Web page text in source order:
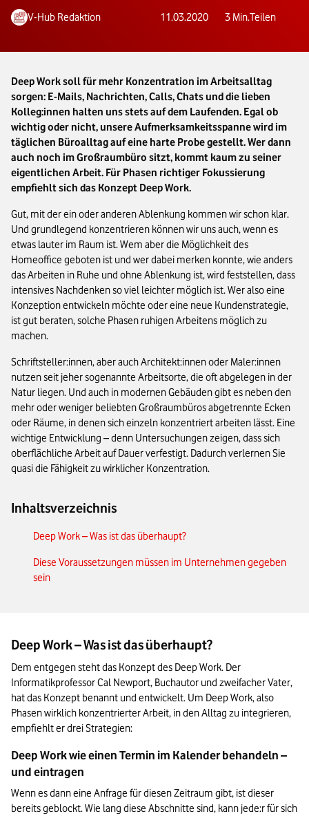
V-Hub Redaktion 11.03.2020 3 Min.Teilen
Deep Work soll für mehr Konzentration im Arbeitsalltag
sorgen: E-Mails, Nachrichten, Calls, Chats und die lieben
Kolleg:innen halten uns stets auf dem Laufenden. Egal ob
wichtig oder nicht, unsere Aufmerksamkeitsspanne wird im
täglichen Büroalltag auf eine harte Probe gestellt. Wer dann
auch noch im Großraumbüro sitzt, kommt kaum zu seiner
eigentlichen Arbeit. Für Phasen richtiger Fokussierung
empfiehlt sich das Konzept Deep Work.
Gut, mit der ein oder anderen Ablenkung kommen wir schon klar.
Und grundlegend konzentrieren können wir uns auch, wenn es
etwas lauter im Raum ist. Wem aber die Möglichkeit des
Homeoffice geboten ist und wer dabei merken konnte, wie anders
das Arbeiten in Ruhe und ohne Ablenkung ist, wird feststellen, dass
intensives Nachdenken so viel leichter möglich ist. Wer also eine
Konzeption entwickeln möchte oder eine neue Kundenstrategie,
ist gut beraten, solche Phasen ruhigen Arbeitens möglich zu
machen.
Schriftsteller:innen, aber auch Architekt:innen oder Maler:innen
nutzen seit jeher sogenannte Arbeitsorte, die oft abgelegen in der
Natur liegen. Und auch in modernen Gebäuden gibt es neben den
mehr oder weniger beliebten Großraumbüros abgetrennte Ecken
oder Räume, in denen sich einzeln konzentriert arbeiten lässt. Eine
wichtige Entwicklung – denn Untersuchungen zeigen, dass sich
oberflächliche Arbeit auf Dauer verfestigt. Dadurch verlernen Sie
quasi die Fähigkeit zu wirklicher Konzentration.
Inhaltsverzeichnis
Deep Work – Was ist das überhaupt?
Diese Voraussetzungen müssen im Unternehmen gegeben
sein
Deep Work – Was ist das überhaupt?
Dem entgegen steht das Konzept des Deep Work. Der
Informatikprofessor Cal Newport, Buchautor und zweifacher Vater,
hat das Konzept benannt und entwickelt. Um Deep Work, also
Phasen wirklich konzentrierter Arbeit, in den Alltag zu integrieren,
empfiehlt er drei Strategien:
Deep Work wie einen Termin im Kalender behandeln –
und eintragen
Wenn es dann eine Anfrage für diesen Zeitraum gibt, ist dieser
bereits geblockt. Wie lang diese Abschnitte sind, kann jede:r für sich